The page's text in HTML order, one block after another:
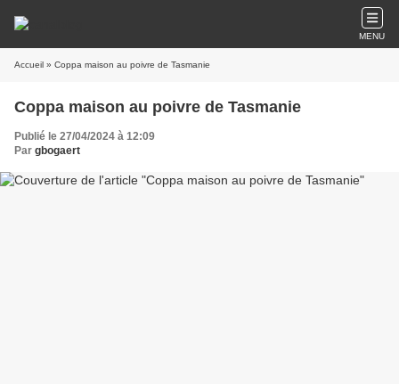
MENU
Accueil » Coppa maison au poivre de Tasmanie
Coppa maison au poivre de Tasmanie
Publié le 27/04/2024 à 12:09
Par gbogaert